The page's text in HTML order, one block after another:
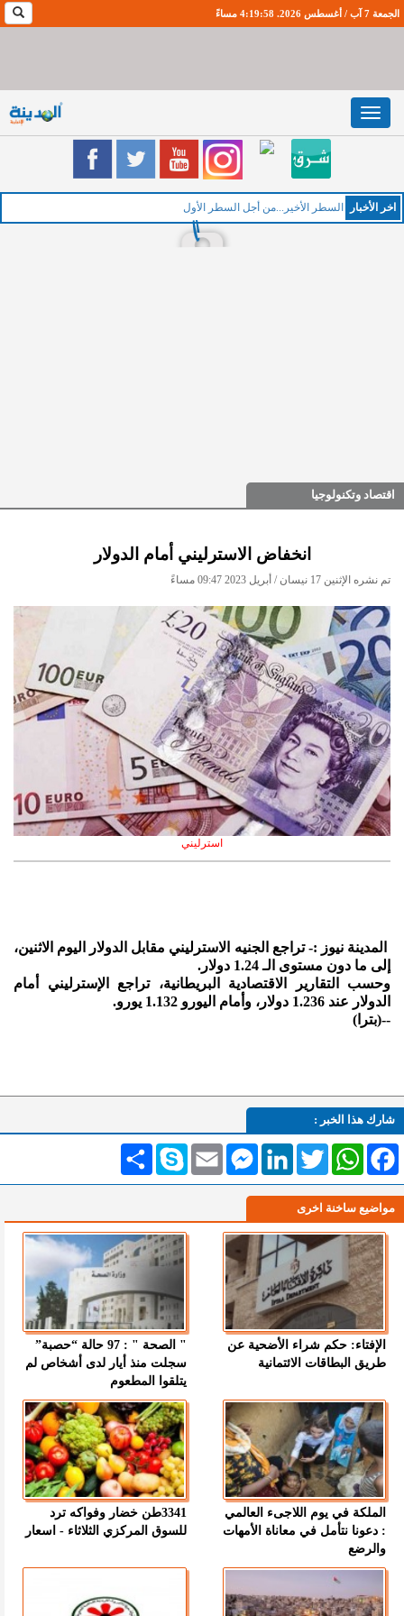
الجمعة 7 آب / أغسطس 2026. 4:19:59 مساءً
Toggle
navigation
اخر اﻷخبار السطر الأخير...من أجل السطر الأول
اقتصاد وتكنولوجيا
انخفاض الاسترليني أمام الدولار
تم نشره الإثنين 17 نيسان / أبريل 2023 09:47 مساءً
استرليني
المدينة نيوز :- تراجع الجنيه الاسترليني مقابل الدولار اليوم الاثنين،
إلى ما دون مستوى الـ 1.24 دولار.
وحسب التقارير الاقتصادية البريطانية، تراجع الإسترليني أمام
الدولار عند 1.236 دولار، وأمام اليورو 1.132 يورو.
--(بترا)
شارك هذا الخبر :
انشر Skype Email
MessengerLinkedInTwitterWhatsAppFacebook
مواضيع ساخنة اخرى
الإفتاء: حكم شراء الأضحية عن
طريق البطاقات الائتمانية
" الصحة " : 97 حالة “حصبة”
سجلت منذ أيار لدى أشخاص لم
يتلقوا المطعوم
الملكة في يوم اللاجىء العالمي
: دعونا نتأمل في معاناة الأمهات
والرضع
3341طن خضار وفواكه ترد
للسوق المركزي الثلاثاء - اسعار